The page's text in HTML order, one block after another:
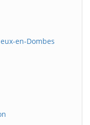
en-Dombes